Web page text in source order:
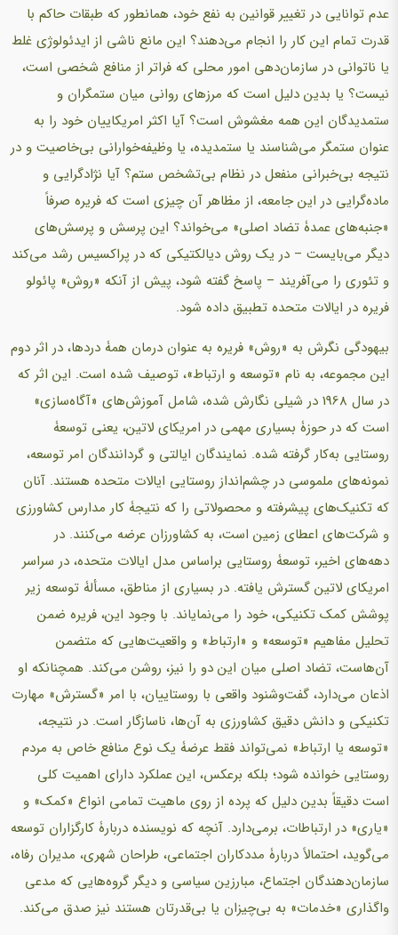
عدم توانایی در تغییر قوانین به نفع خود، همانطور که طبقات حاکم با
قدرت تمام این کار را انجام می‌دهند؟ این مانع ناشی از ایدئولوژی غلط
یا ناتوانی در سازمان‌دهی امور محلی که فراتر از منافع شخصی است،
نیست؟ یا بدین دلیل است که مرزهای روانی میان ستمگران و
ستمدیدگان این همه مغشوش است؟ آیا اکثر امریکاییان خود را به
عنوان ستمگر می‌شناسند یا ستمدیده، یا وظیفه‌خوارانی بی‌خاصیت و در
نتیجه بی‌خبرانی منفعل در نظام بی‌تشخص ستم؟ آیا نژادگرایی و
ماده‌گرایی در این جامعه، از مظاهر آن چیزی است که فریره صرفاً
«جنبه‌های عمدۀ تضاد اصلی» می‌خواند؟ این پرسش و پرسش‌های
دیگر می‌بایست – در یک روش دیالکتیکی که در پراکسیس رشد می‌کند
و تئوری را می‌آفریند – پاسخ گفته شود، پیش از آنکه «روش» پائولو
فریره در ایالات متحده تطبیق داده شود.
بیهودگی نگرش به «روش» فریره به عنوان درمان همۀ دردها، در اثر دوم
این مجموعه، به نام «توسعه و ارتباط»، توصیف شده است. این اثر که
در سال 1968 در شیلی نگارش شده، شامل آموزش‌های «آگاه‌سازی»
است که در حوزۀ بسیاری مهمی در امریکای لاتین، یعنی توسعۀ
روستایی به‌کار گرفته شده. نمایندگان ایالتی و گردانندگان امر توسعه،
نمونه‌های ملموسی در چشم‌انداز روستایی ایالات متحده هستند. آنان
که تکنیک‌های پیشرفته و محصولاتی را که نتیجۀ کار مدارس کشاورزی
و شرکت‌های اعطای زمین است، به کشاورزان عرضه می‌کنند. در
دهه‌های اخیر، توسعۀ روستایی براساس مدل ایالات متحده، در سراسر
امریکای لاتین گسترش یافته. در بسیاری از مناطق، مسألۀ توسعه زیر
پوشش کمک تکنیکی، خود را می‌نمایاند. با وجود این، فریره ضمن
تحلیل مفاهیم «توسعه» و «ارتباط» و واقعیت‌هایی که متضمن
آن‌هاست، تضاد اصلی میان این دو را نیز، روشن می‌کند. همچنانکه او
اذعان می‌دارد، گفت‌وشنود واقعی با روستاییان، با امر «گسترش» مهارت
تکنیکی و دانش دقیق کشاورزی به آن‌ها، ناسازگار است. در نتیجه،
«توسعه یا ارتباط» نمی‌تواند فقط عرضۀ یک نوع منافع خاص به مردم
روستایی خوانده شود؛ بلکه برعکس، این عملکرد دارای اهمیت کلی
است دقیقاً بدین دلیل که پرده از روی ماهیت تمامی انواع «کمک» و
«یاری» در ارتباطات، برمی‌دارد. آنچه که نویسنده دربارۀ کارگزاران توسعه
می‌گوید، احتمالاً دربارۀ مددکاران اجتماعی، طراحان شهری، مدیران رفاه،
سازمان‌دهندگان اجتماع، مبارزین سیاسی و دیگر گروه‌هایی که مدعی
واگذاری «خدمات» به بی‌چیزان یا بی‌قدرتان هستند نیز صدق می‌کند.